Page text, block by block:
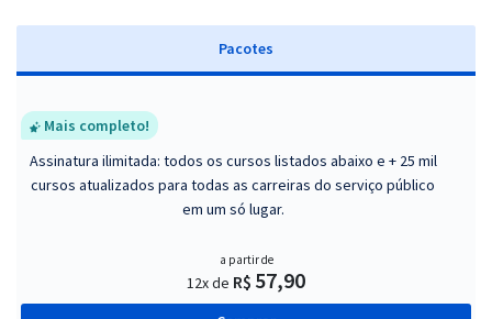
Pacotes
Mais completo!
Assinatura ilimitada: todos os cursos listados abaixo e + 25 mil
cursos atualizados para todas as carreiras do serviço público
em um só lugar.
a partir de
12x de R$ 57,90